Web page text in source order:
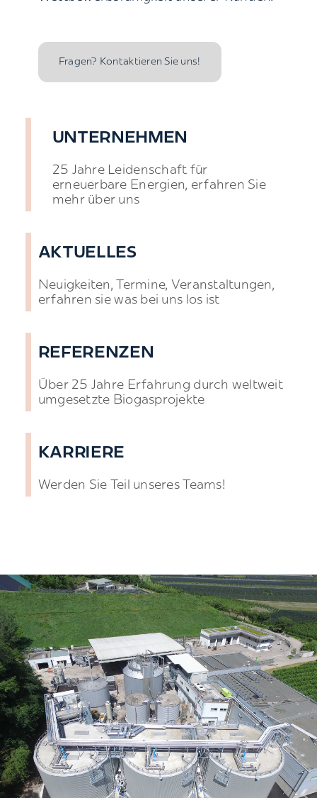
Fragen? Kontaktieren Sie uns!
UNTERNEHMEN
25 Jahre Leidenschaft für
erneuerbare Energien, erfahren Sie
mehr über uns
AKTUELLES
Neuigkeiten, Termine, Veranstaltungen,
erfahren sie was bei uns los ist
REFERENZEN
Über 25 Jahre Erfahrung durch weltweit
umgesetzte Biogasprojekte
KARRIERE
Werden Sie Teil unseres Teams!